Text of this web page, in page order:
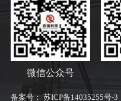
微信公众号
备案号： 苏ICP备14035255号-3